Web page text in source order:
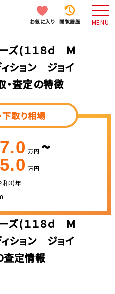
お気に入り 閲覧履歴 MENU
ズ(１１８ｄ Ｍ
ション ジョイ
・査定の特徴
下取り相場
万円 ~
万円
和3)年
ズ(１１８ｄ Ｍ
ション ジョイ
査定情報